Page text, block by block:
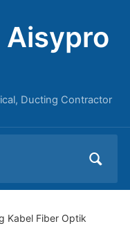
Aisypro
Ducting Contractor
Kabel Fiber Optik